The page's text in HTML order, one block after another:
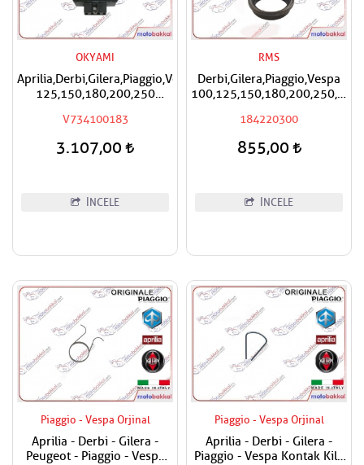
OKYAMI
Aprilia,Derbi,Gilera,Piaggio,Vespa
125,150,180,200,250
V734100183
3.107,00
İNCELE
RMS
Derbi,Gilera,Piaggio,Vespa
Mesnet Maşa Bilyası
184220300
855,00
İNCELE
Piaggio - Vespa Orjinal
Aprilia - Derbi - Gilera -
Peugeot - Piaggio - Vespa
Piaggio - Vespa Orjinal
Aprilia - Derbi - Gilera -
Piaggio - Vespa Kontak Kilit